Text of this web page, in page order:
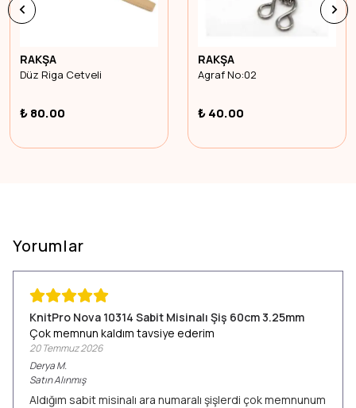
RAKŞA
Düz Riga Cetveli
₺ 80.00
RAKŞA
Agraf No:02
₺ 40.00
Yorumlar
KnitPro Nova 10314 Sabit Misinalı Şiş 60cm 3.25mm
Çok memnun kaldım tavsiye ederim
20 Temmuz 2026
DeryaM.
Satın Alınmış
Aldığım sabit misinalı ara numaralı şişlerdi çok memnunum